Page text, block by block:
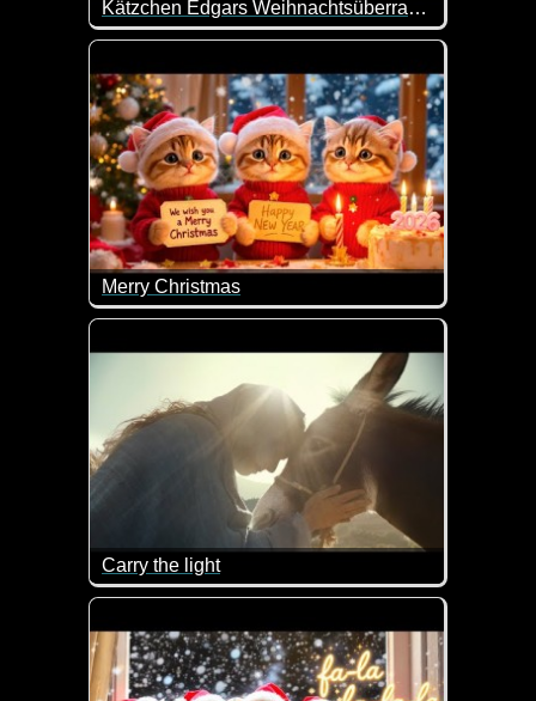
Kätzchen Edgars Weihnachtsüberraschung
Wenn dieses Video nicht mal wieder super lieb
Merry Christmas
Ein tolles Video mit niedlichen Kätzchen, die dir
Carry the light
Auch wenn du manchmal denkst, die Welt hätte